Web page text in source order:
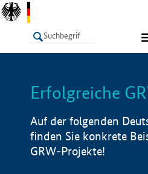
LISTE
Erfolgreiche
Auf der folgenden
finden Sie konkrete
GRW-Projekte!